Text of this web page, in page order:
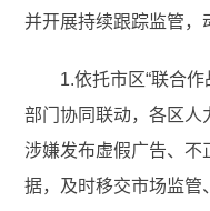
并开展持续跟踪监管，
1.依托市区“联合
部门协同联动，各区人
涉嫌发布虚假广告、不
据，及时移交市场监管